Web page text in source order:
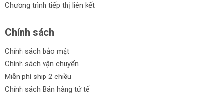
Chương trình tiếp thị liên kết
Chính sách
Chính sách bảo mật
Chính sách vận chuyển
Miễn phí ship 2 chiều
Chính sách Bán hàng tử tế